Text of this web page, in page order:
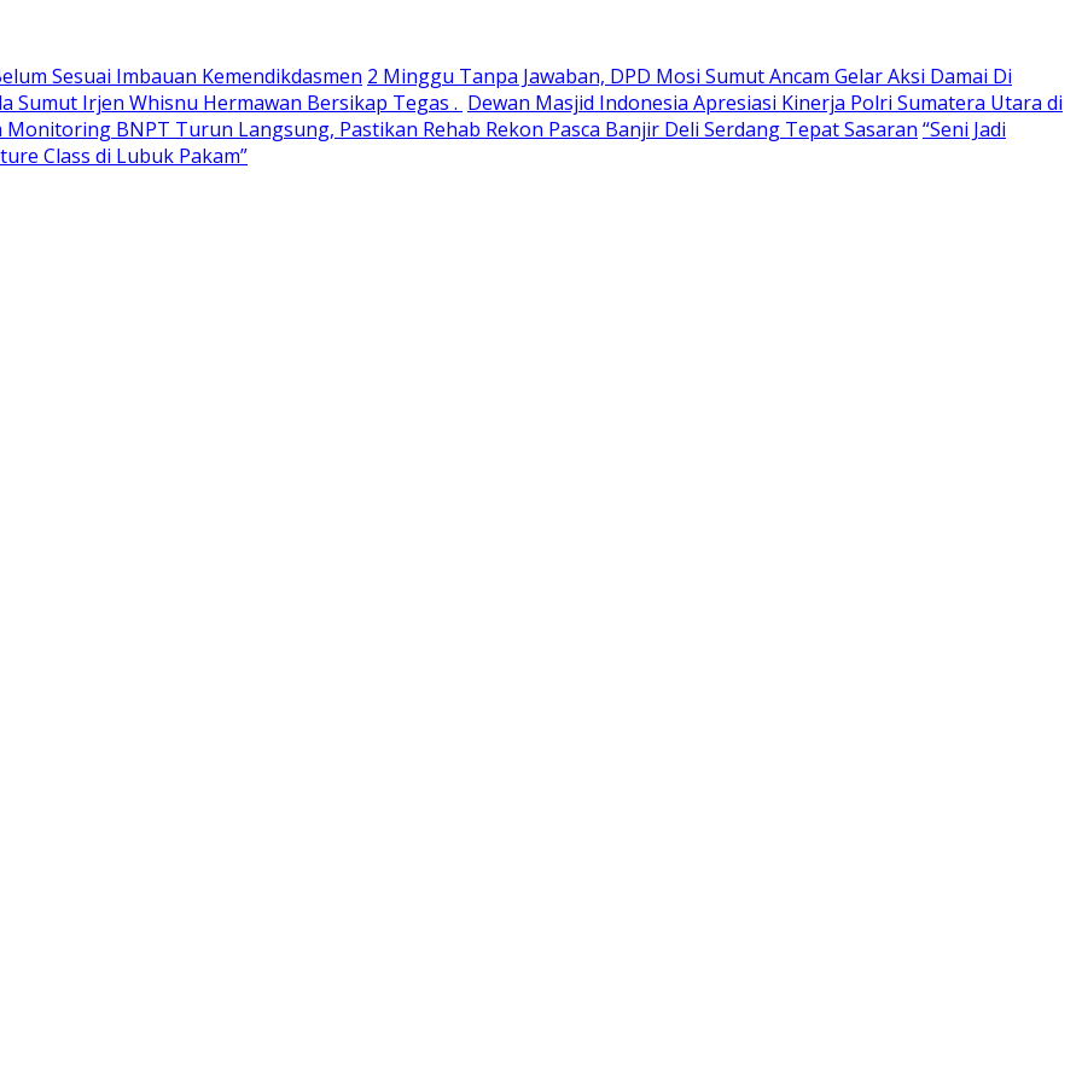
Sesuai Imbauan Kemendikdasmen 2 Minggu Tanpa Jawaban, DPD Mosi Sumut Ancam Gelar Aksi Damai Di
Irjen Whisnu Hermawan Bersikap Tegas . Dewan Masjid Indonesia Apresiasi Kinerja Polri Sumatera Utara di
Monitoring BNPT Turun Langsung, Pastikan Rehab Rekon Pasca Banjir Deli Serdang Tepat Sasaran “Seni Jadi
Class di Lubuk Pakam”